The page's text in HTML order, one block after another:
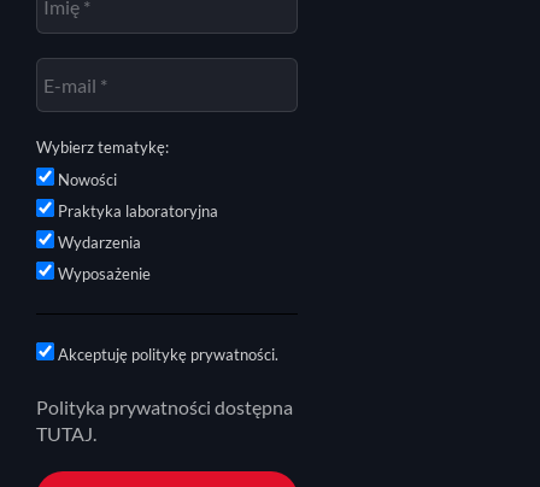
Wybierz tematykę:
Nowości
Praktyka laboratoryjna
Wydarzenia
Wyposażenie
Akceptuję politykę prywatności.
Polityka prywatności dostępna
TUTAJ.